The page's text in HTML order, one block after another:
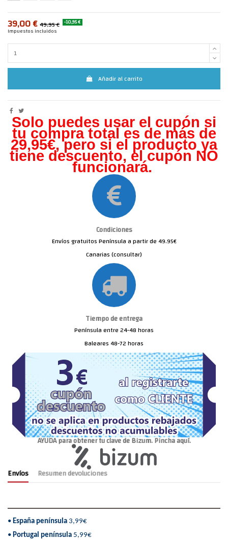
39,00 € 49,95 € -10,95 €
Impuestos incluidos
Añadir al carrito
Solo puedes usar el cupón si
tu compra total es de más de
29,95€, pero si el producto ya
tiene descuento, el cupón NO
funcionará.
Condiciones
Envíos gratuitos Península a partir de 49.95€
Canarias (consultar)
Tiempo de entrega
Península entre 24-48 horas
Baleares 48-72 horas
AYUDA para obtener tu clave de Bizum. Pincha aquí.
Envíos Resumen devoluciones
• España península 3,99€
• Portugal península 5,99€